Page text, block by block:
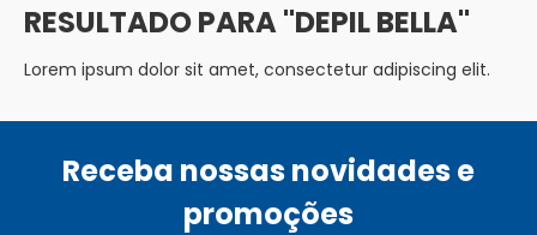
DEPIL BELLA
Lorem ipsum dolor sit amet, consectetur adipiscing elit.
Receba nossas novidades e
promoções